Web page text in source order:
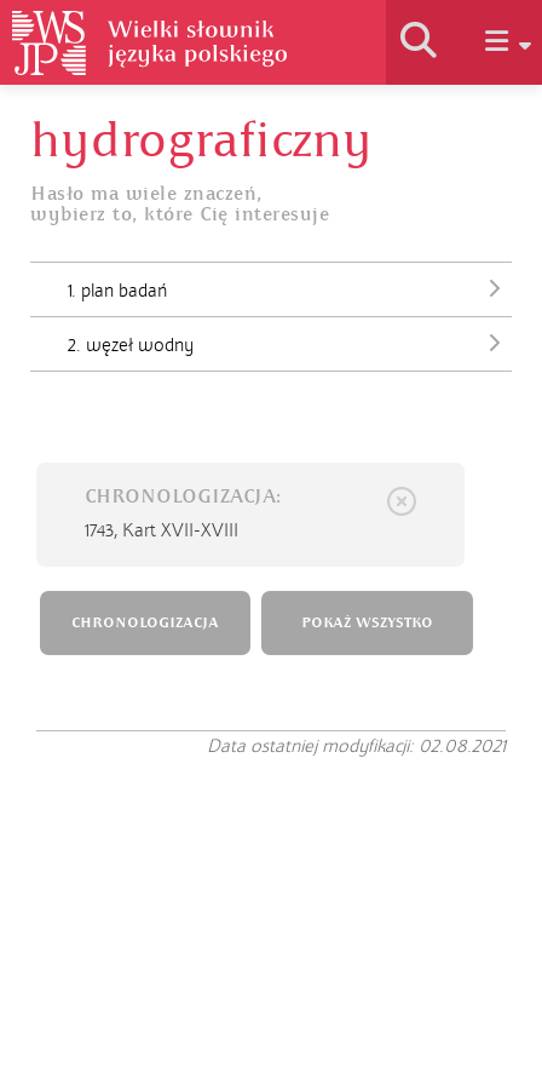
Historia słownika
Jak korzystać
hydrograficzny
Hasło ma wiele znaczeń,
wybierz to, które Cię interesuje
1. plan badań
2. węzeł wodny
CHRONOLOGIZACJA:
1743, Kart XVII-XVIII
CHRONOLOGIZACJA POKAŻ WSZYSTKO
Data ostatniej modyfikacji: 02.08.2021